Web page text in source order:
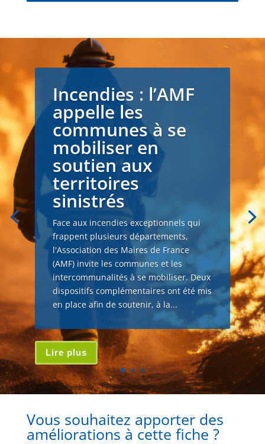
Incendies : l’AMF
appelle les
communes à se
mobiliser en
soutien aux
territoires
sinistrés
Face aux incendies exceptionnels qui
frappent plusieurs départements,
l'Association des Maires de France
(AMF) invite les communes et les
intercommunalités à se mobiliser. Deux
dispositifs complémentaires ont été mis
en place afin de soutenir, à la...
Lire plus
Vous souhaitez apporter des
améliorations à cette fiche ?